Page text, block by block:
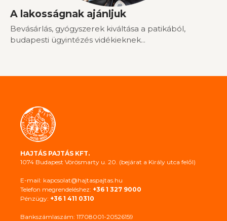
A lakosságnak ajánljuk
Bevásárlás, gyógyszerek kiváltása a patikából,
budapesti ügyintézés vidékieknek...
HAJTÁS PAJTÁS KFT.
1074 Budapest Vörösmarty u. 20. (bejárat a Király utca felől)
E-mail: kapcsolat@hajtaspajtas.hu
Telefon megrendeléshez: +36 1 327 9000
Pénzügy: +36 1 411 0310
Bankszámlaszám: 11708001-20526159